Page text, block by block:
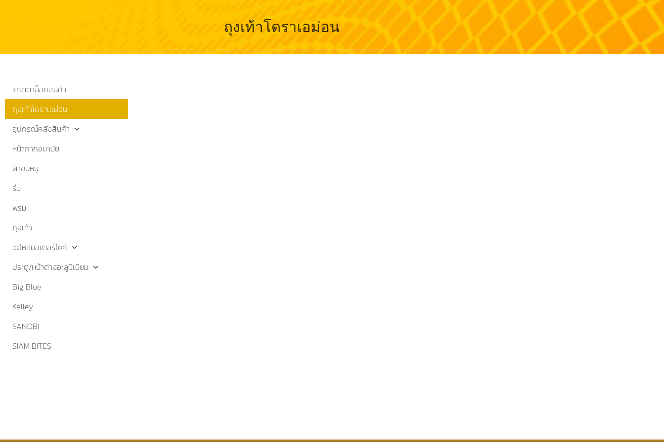
ถุงเท้าโดราเอม่อน
แคตตาล็อกสินค้า
ถุงเท้าโดราเอม่อน
อุปกรณ์คลังสินค้า
หน้ากากอนามัย
ผ้าขนหนู
ร่ม
พรม
ถุงเท้า
อะไหล่มอเตอร์ไซค์
ประตู/หน้าต่างอะลูมิเนียม
Big Blue
Kelley
SANOBI
SIAM BITES